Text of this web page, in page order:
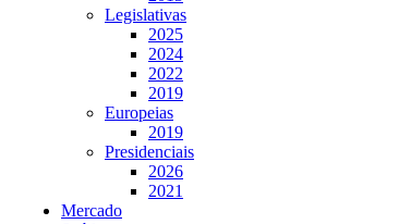
Legislativas
2025
2024
2022
2019
Europeias
2019
Presidenciais
2026
2021
Mercado